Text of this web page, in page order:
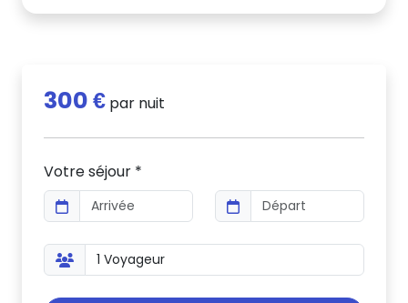
300 € par nuit
Votre séjour *